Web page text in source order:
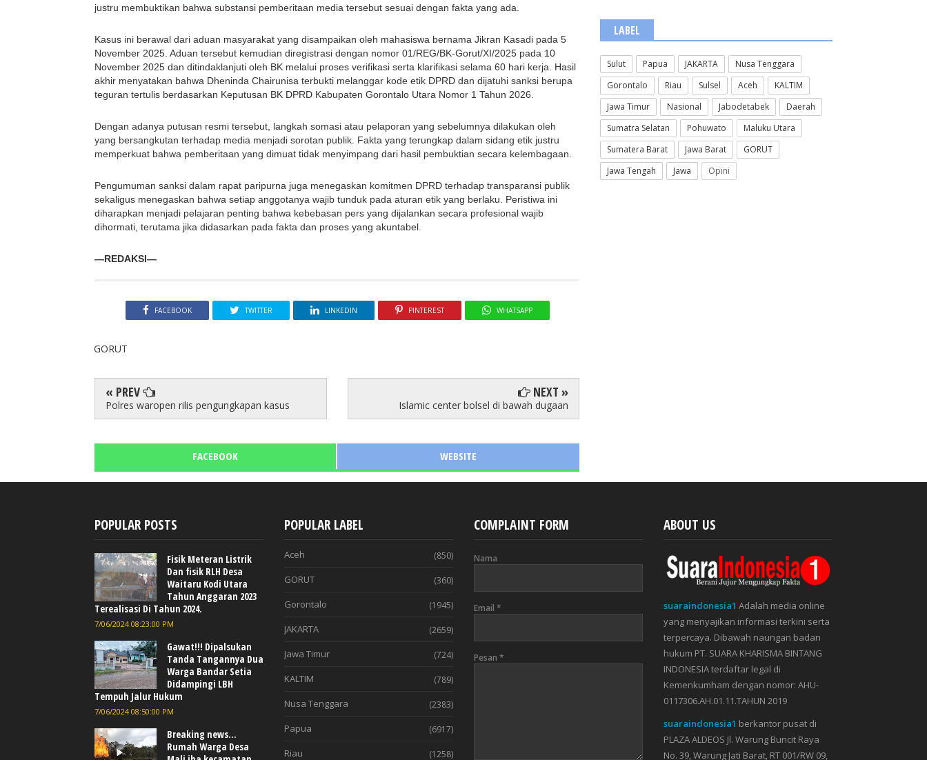
justru membuktikan bahwa substansi pemberitaan media tersebut sesuai dengan fakta yang ada.
Kasus ini berawal dari aduan masyarakat yang disampaikan oleh mahasiswa bernama Jikran Kasadi pada 5
November 2025. Aduan tersebut kemudian diregistrasi dengan nomor 01/REG/BK-Gorut/XI/2025 pada 10
November 2025 dan ditindaklanjuti oleh BK melalui proses verifikasi serta klarifikasi selama 60 hari kerja. Hasil
akhir menyatakan bahwa Dheninda Chairunisa terbukti melanggar kode etik DPRD dan dijatuhi sanksi berupa
teguran tertulis berdasarkan Keputusan BK DPRD Kabupaten Gorontalo Utara Nomor 1 Tahun 2026.
Dengan adanya putusan resmi tersebut, langkah somasi atau pelaporan yang sebelumnya dilakukan oleh
yang bersangkutan terhadap media menjadi sorotan publik. Fakta yang terungkap dalam sidang etik justru
memperkuat bahwa pemberitaan yang dimuat tidak menyimpang dari hasil pembuktian secara kelembagaan.
Pengumuman sanksi dalam rapat paripurna juga menegaskan komitmen DPRD terhadap transparansi publik
sekaligus menegaskan bahwa setiap anggotanya wajib tunduk pada aturan etik yang berlaku. Peristiwa ini
diharapkan menjadi pelajaran penting bahwa kebebasan pers yang dijalankan secara profesional wajib
dihormati, terutama jika didasarkan pada fakta dan proses yang akuntabel.
—REDAKSI—
FACEBOOK TWITTER LINKEDIN PINTEREST WHATSAPP
GORUT
« PREV
Polres waropen rilis pengungkapan kasus
NEXT »
Islamic center bolsel di bawah dugaan
FACEBOOK WEBSITE
LABEL
Sulut Papua JAKARTA
Nusa Tenggara
Gorontalo
Riau Sulsel Aceh
KALTIM
Jawa Timur
Nasional Jabodetabek
Daerah
Sumatra Selatan
Pohuwato
Maluku Utara
Sumatera Barat
Jawa Barat
GORUT
Jawa Tengah
Jawa Opini
POPULAR POSTS
Fisik Meteran Listrik
Dan fisik RLH Desa
Waitaru Kodi Utara
Tahun Anggaran 2023
Terealisasi Di Tahun 2024.
7/06/2024 08:23:00 PM
Gawat!!! Dipalsukan
Tanda Tangannya Dua
Warga Bandar Setia
Didampingi LBH
Tempuh Jalur Hukum
7/06/2024 08:50:00 PM
Breaking news...
Rumah Warga Desa
POPULAR LABEL
Aceh (850)
GORUT (360)
Gorontalo (1945)
JAKARTA (2659)
Jawa Timur (724)
KALTIM (789)
Nusa Tenggara (2383)
Papua (6917)
Riau (1258)
COMPLAINT FORM
Nama
Email *
Pesan *
ABOUT US
suaraindonesia1 Adalah media online
yang menyajikan informasi terkini serta
terpercaya. Dibawah naungan badan
hukum PT. SUARA KHARISMA BINTANG
INDONESIA terdaftar legal di
Kemenkumham dengan nomor: AHU-
0117306.AH.01.11.TAHUN 2019
suaraindonesia1 berkantor pusat di
PLAZA ALDEOS Jl. Warung Buncit Raya
No. 39, Warung Jati Barat, RT 001/RW 09,